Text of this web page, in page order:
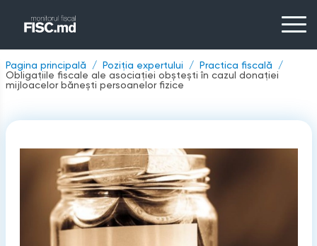
Pagina principală Poziția expertului
Practica fiscală
Obligațiile fiscale ale asociației obștești în cazul donației
mijloacelor bănești persoanelor fizice